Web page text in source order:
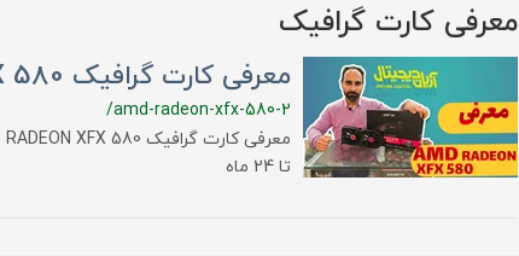
معرفی کارت گرافیک
معرفی کارت گرافیک AMD RADEON XFX 580
/amd-radeon-xfx-580-2
تا 24 ماه